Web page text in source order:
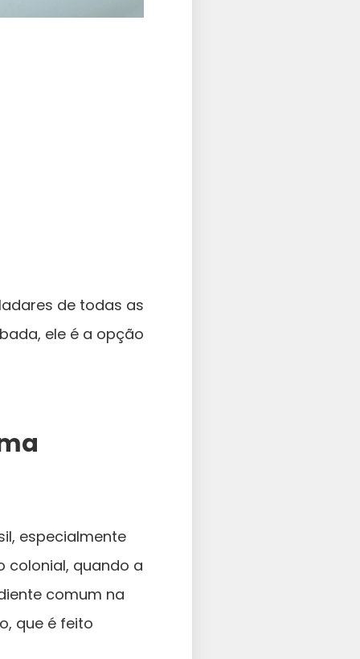
de todas as
ele é a opção
especialmente
colonial, quando a
comum na
que é feito